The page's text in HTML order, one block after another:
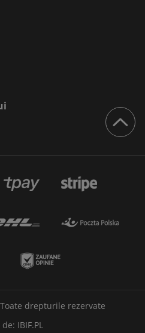
drepturile rezervate
de: IBIF.PL